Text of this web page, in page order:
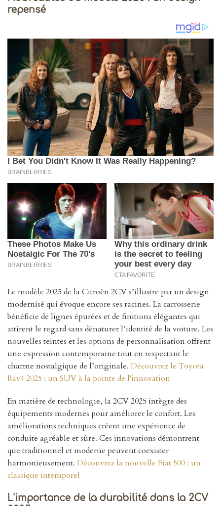
repensé
Le modèle 2025 de la Citroën 2CV s’illustre par un design
modernisé qui évoque encore ses racines. La carrosserie
bénéficie de lignes épurées et de finitions élégantes qui
attirent le regard sans dénaturer l’identité de la voiture. Les
nouvelles teintes et les options de personnalisation offrent
une expression contemporaine tout en respectant le
charme nostalgique de l’originale. Découvrez le Toyota
Rav4 2025 : un SUV à la pointe de l'innovation
En matière de technologie, la 2CV 2025 intègre des
équipements modernes pour améliorer le confort. Les
améliorations techniques créent une expérience de
conduite agréable et sûre. Ces innovations démontrent
que traditionnel et moderne peuvent coexister
harmonieusement. Découvrez la nouvelle Fiat 500 : un
classique intemporel
L’importance de la durabilité dans la 2CV